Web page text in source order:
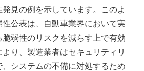
見の例を示しています。このよ
性公表は、自動車業界において実
弱性のリスクを減らす上で有効
り、製造業者はセキュリティリ
システムの不備に対処するため